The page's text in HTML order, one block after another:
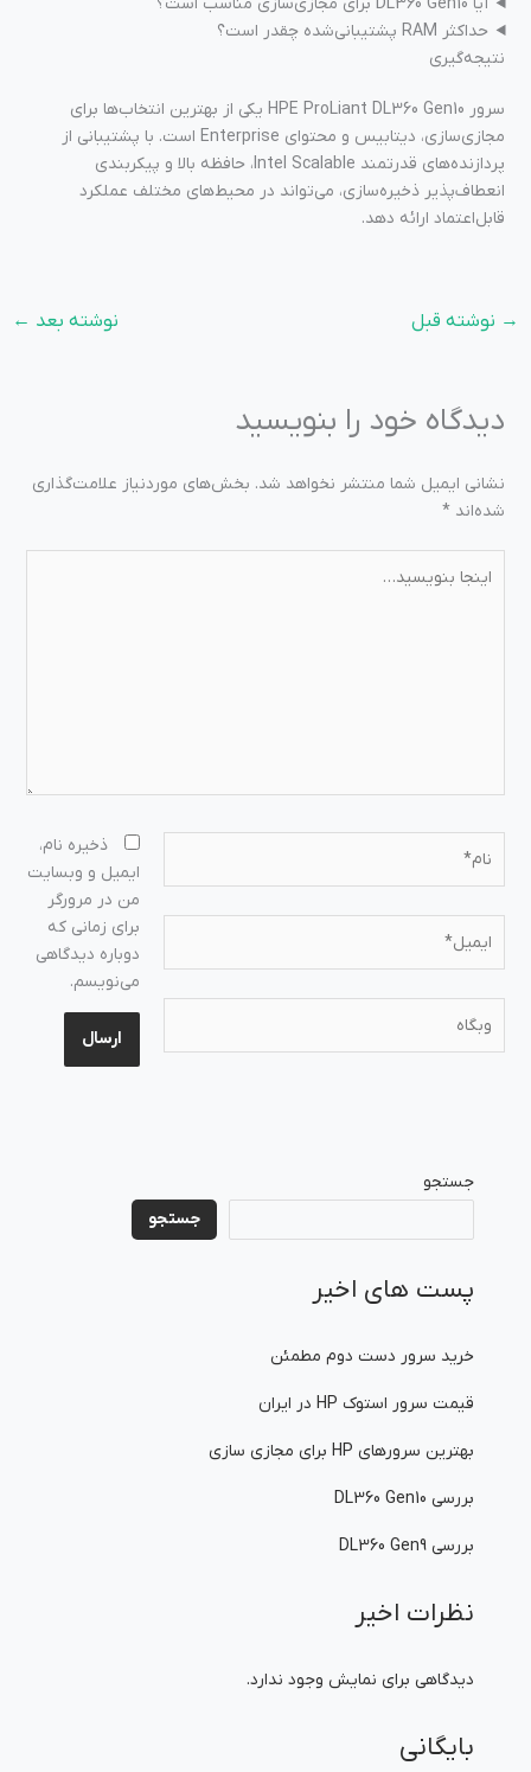
حداکثر RAM پشتیبانی‌شده چقدر است؟
نتیجه‌گیری
سرور HPE ProLiant DL360 Gen10 یکی از بهترین انتخاب‌ها برای
مجازی‌سازی، دیتابیس و محتوای Enterprise است. با پشتیبانی از
پردازنده‌های قدرتمند Intel Scalable، حافظه بالا و پیکربندی
انعطاف‌پذیر ذخیره‌سازی، می‌تواند در محیط‌های مختلف عملکرد
قابل‌اعتماد ارائه دهد.
→ نوشته قبل نوشته بعد ←
دیدگاه‌ خود را بنویسید
نشانی ایمیل شما منتشر نخواهد شد. بخش‌های موردنیاز علامت‌گذاری
شده‌اند *
بنویسید…
ذخیره نام،
ایمیل و وبسایت
من در مرورگر
برای زمانی که
دوباره دیدگاهی
می‌نویسم.
جستجو
جستجو
پست های اخیر
خرید سرور دست دوم مطمئن
قیمت سرور استوک HP در ایران
بهترین سرورهای HP برای مجازی سازی
بررسی DL360 Gen10
بررسی DL360 Gen9
نظرات اخیر
دیدگاهی برای نمایش وجود ندارد.
بایگانی